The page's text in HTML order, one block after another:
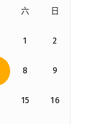
六 日
1 2
8 9
15 16